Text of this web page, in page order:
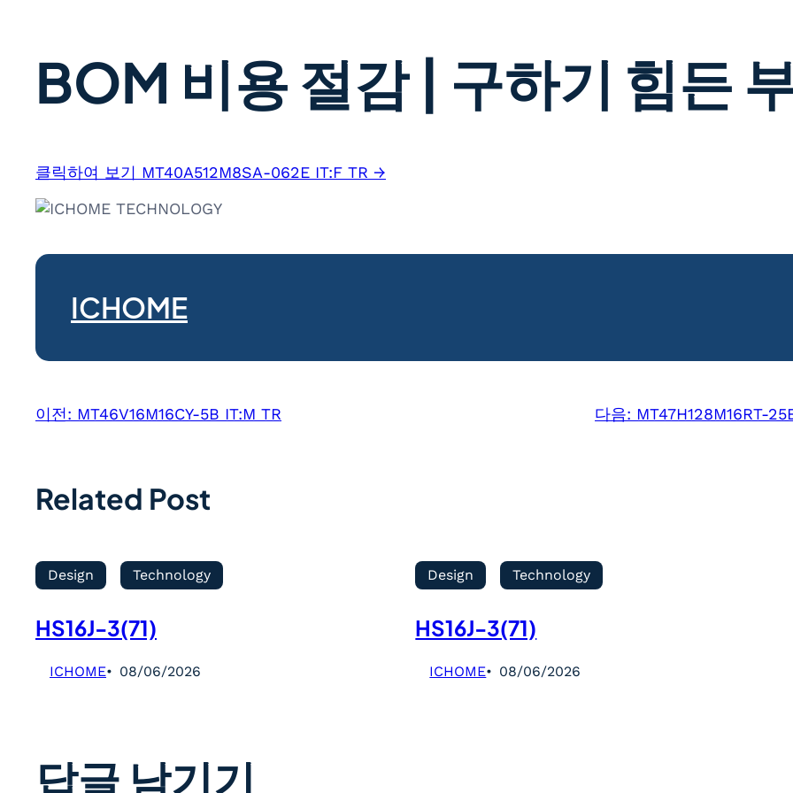
BOM 비용 절감 | 구하기 힘든
클릭하여 보기 MT40A512M8SA-062E IT:F TR →
ICHOME
이전: MT46V16M16CY-5B IT:M TR 다음: MT47H128M16RT-
Related Post
Design Technology
HS16J-3(71)
ICHOME 08/06/2026
Design Technology
HS16J-3(71)
ICHOME 08/06/2026
답글 남기기